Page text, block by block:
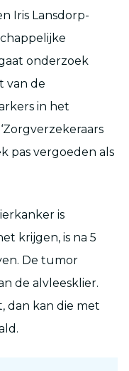
Iris Lansdorp-
onderzoek
van de
in het
pas vergoeden als
is
krijgen, is na 5
De tumor
de alvleesklier.
dan kan die met